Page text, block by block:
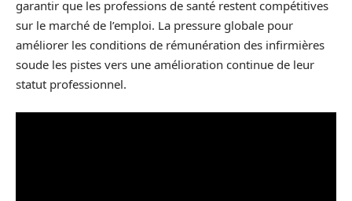
garantir que les professions de santé restent compétitives
sur le marché de l’emploi. La pressure globale pour
améliorer les conditions de rémunération des infirmières
soude les pistes vers une amélioration continue de leur
statut professionnel.